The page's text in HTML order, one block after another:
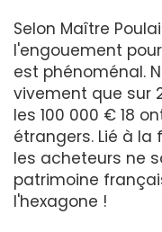
Selon Maître
l'engouement
est phénoménal.
vivement que sur
les 100 000 € 18
étrangers. Lié à la
les acheteurs ne
patrimoine
l'hexagone !